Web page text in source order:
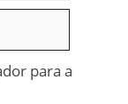
para a